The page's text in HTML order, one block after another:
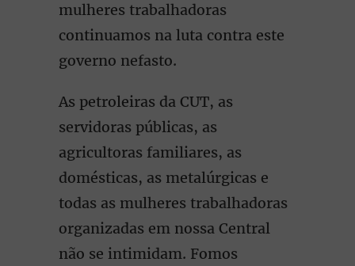
mulheres trabalhadoras
continuamos na luta contra este
governo nefasto.
As petroleiras da CUT, as
servidoras públicas, as
agricultoras familiares, as
domésticas, as metalúrgicas e
todas as mulheres trabalhadoras
organizadas em nossa Central
não se intimidam. Fomos